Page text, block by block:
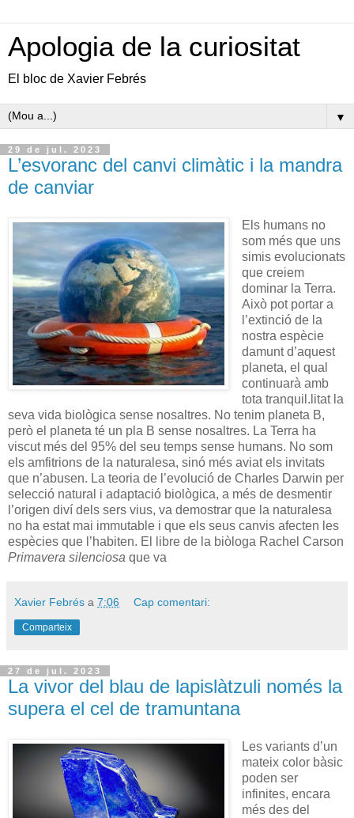
Apologia de la curiositat
El bloc de Xavier Febrés
▼
29 de jul. 2023
L’esvoranc del canvi climàtic i la mandra
de canviar
Els humans no
som més que uns
simis evolucionats
que creiem
dominar la Terra.
Això pot portar a
l’extinció de la
nostra espècie
damunt d’aquest
planeta, el qual
continuarà amb
tota tranquil.litat la
seva vida biològica sense nosaltres. No tenim planeta B,
però el planeta té un pla B sense nosaltres. La Terra ha
viscut més del 95% del seu temps sense humans. No som
els amfitrions de la naturalesa, sinó més aviat els invitats
que n’abusen. La teoria de l’evolució de Charles Darwin per
selecció natural i adaptació biològica, a més de desmentir
l’origen diví dels sers vius, va demostrar que la naturalesa
no ha estat mai immutable i que els seus canvis afecten les
espècies que l’habiten. El libre de la biòloga Rachel Carson
Primavera silenciosa que va
Xavier Febrés a 7:06 Cap comentari:
Comparteix
27 de jul. 2023
La vivor del blau de lapislàtzuli només la
supera el cel de tramuntana
Les variants d’un
mateix color bàsic
poden ser
infinites, encara
més des del